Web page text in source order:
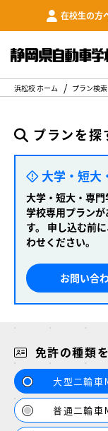
在校生の方
浜松校 ホーム プラン検索
プランを探
大学・短大
大学・短大・専
学校専用プラン
す。
申し込む前
わせください。
お問い合
免許の種類
大型二輪車
普通二輪車